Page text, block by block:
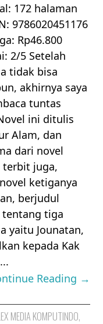
172 halaman
9786020451176
Rp46.800
2/5 Setelah
tidak bisa
akhirnya saya
tuntas
ini ditulis
Alam, dan
dari novel
terbit juga,
ketiganya
berjudul
tentang tiga
yaitu Jounatan,
kepada Kak
Reading →
MEDIA KOMPUTINDO,